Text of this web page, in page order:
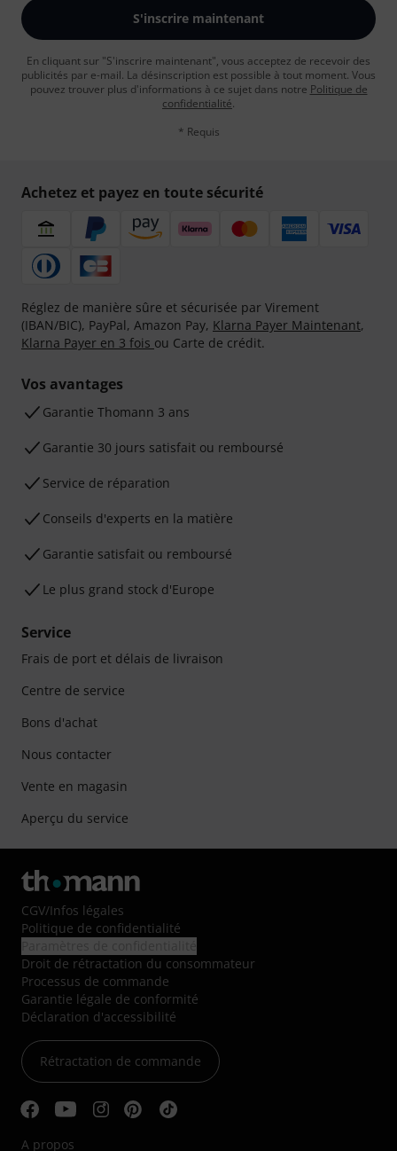
S'inscrire maintenant
En cliquant sur "S'inscrire maintenant", vous acceptez de recevoir des
publicités par e-mail. La désinscription est possible à tout moment. Vous
pouvez trouver plus d'informations à ce sujet dans notre Politique de
confidentialité.
* Requis
Achetez et payez en toute sécurité
Réglez de manière sûre et sécurisée par Virement
(IBAN/BIC), PayPal, Amazon Pay, Klarna Payer Maintenant,
Klarna Payer en 3 fois ou Carte de crédit.
Vos avantages
Ga­ran­tie Thomann 3 ans
Garantie 30 jours satisfait ou remboursé
Service de réparation
Conseils d'experts en la matière
Garantie satisfait ou remboursé
Le plus grand stock d'Europe
Service
Frais de port et délais de livraison
Centre de service
Bons d'achat
Nous contacter
Vente en magasin
Aperçu du service
CGV/Infos légales
Politique de confidentialité
Droit de rétractation du consommateur
Processus de commande
Garantie légale de conformité
Déclaration d'accessibilité
Rétractation de commande
A propos